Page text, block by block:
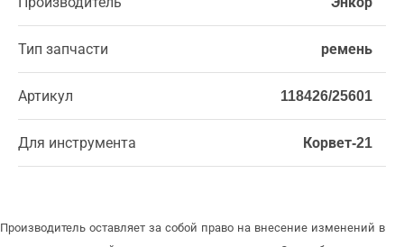
Тип запчасти ремень
Артикул 118426/25601
Для инструмента Корвет-21
Производитель оставляет за собой право на внесение изменений в